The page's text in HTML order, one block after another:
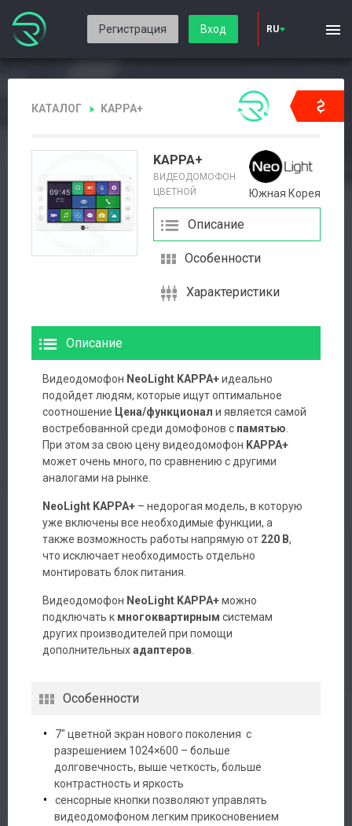
Регистрация Вход RU
КАТАЛОГ KAPPA+
KAPPA+
ВИДЕОДОМОФОН
ЦВЕТНОЙ
Южная Корея
Описание
Особенности
Характеристики
Описание
Видеодомофон NeoLight KAPPA+идеально
подойдет людям, которые ищут оптимальное
соотношение Цена/функционал и является самой
востребованной среди домофонов с памятью
При этом за свою цену видеодомофон KAPPA+
может очень много, по сравнению с другими
аналогами на рынке.
NeoLight KAPPA+ – недорогая модель, в которую
уже включены все необходимые функции, а
также возможность работы напрямую от 220 В,
что исключает необходимость отдельно
монтировать блок питания.
Видеодомофон NeoLight KAPPA+можно
подключать к многоквартирным системам
других производителей при помощи
дополнительныхадаптеров
Особенности
7″ цветной экран нового поколения с
разрешением 1024×600 – больше
долговечность, выше четкость, больше
контрастность и яркость
сенсорные кнопки позволяют управлять
видеодомофоном легким прикосновением